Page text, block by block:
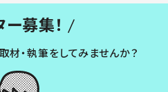
募集！
材・執筆をしてみませんか？